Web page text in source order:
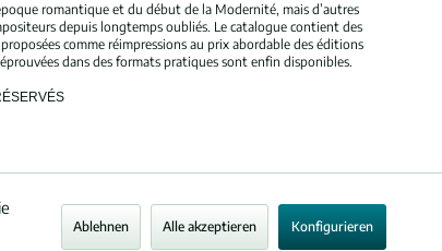
romantique et du début de la Modernité, mais d’autres
depuis longtemps oubliés. Le catalogue contient des
comme réimpressions au prix abordable des éditions
dans des formats pratiques sont enfin disponibles.
Ablehnen Alle akzeptieren Konfigurieren